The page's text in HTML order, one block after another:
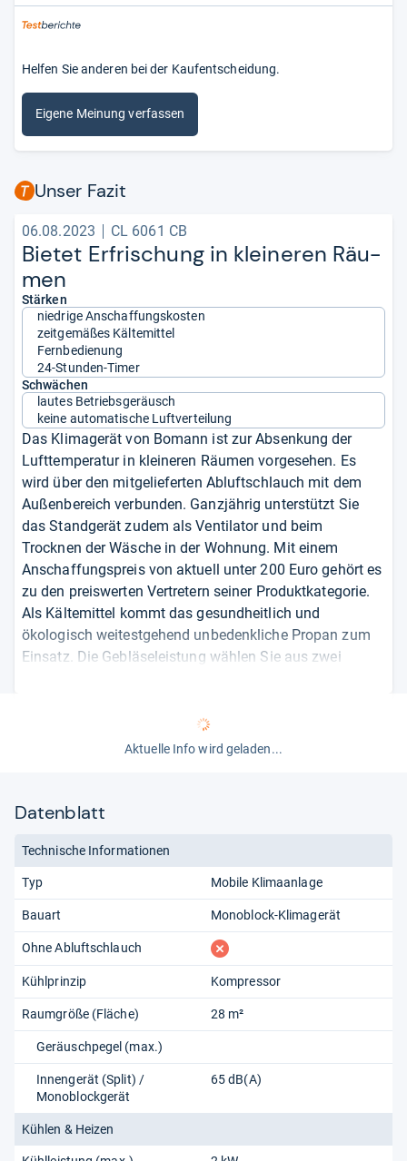
Helfen Sie anderen bei der Kaufentscheidung.
Eigene Meinung verfassen
Unser Fazit
06.08.2023 CL 6061 CB
Bie­tet Erfri­schung in klei­ne­ren Räu­
men
Stärken
niedrige Anschaffungskosten
zeitgemäßes Kältemittel
Fernbedienung
24-Stunden-Timer
Schwächen
lautes Betriebsgeräusch
keine automatische Luftverteilung
Das Klimagerät von Bomann ist zur Absenkung der
Lufttemperatur in kleineren Räumen vorgesehen. Es
wird über den mitgelieferten Abluftschlauch mit dem
Außenbereich verbunden. Ganzjährig unterstützt Sie
das Standgerät zudem als Ventilator und beim
Trocknen der Wäsche in der Wohnung. Mit einem
Anschaffungspreis von aktuell unter 200 Euro gehört es
zu den preiswerten Vertretern seiner Produktkategorie.
Als Kältemittel kommt das gesundheitlich und
ökologisch weitestgehend unbedenkliche Propan zum
Einsatz. Die Gebläseleistung wählen Sie aus zwei
voller Leistung ist das Bomann mit einem Lärmwert von
65 Dezibel nicht zu überhören, für lärmempfindliche
gestalteten Panel mit einfachem Display vor, alternativ
Stunden-Timer erleichtert Ihnen den Betrieb während
Ihrer Abwesenheit. Griffmulden und Transportrollen
erleichtern Ihnen das Umstellen.
vonAndreas Sackmann
Aktuelle Info wird geladen...
Datenblatt
Technische Informationen
Typ Mobile Klimaanlage
Bauart Monoblock-Klimagerät
Ohne Abluftschlauch fehlt
Kühlprinzip Kompressor
Raumgröße (Fläche) 28 m²
Geräuschpegel (max.)
Innengerät (Split) /
Monoblockgerät
65 dB(A)
Kühlen & Heizen